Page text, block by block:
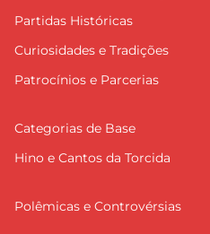
Partidas Históricas
Curiosidades e Tradições
Patrocínios e Parcerias
Categorias de Base
Hino e Cantos da Torcida
Polêmicas e Controvérsias